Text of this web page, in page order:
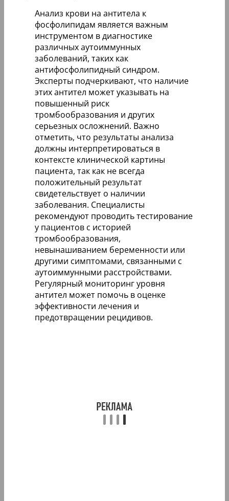
Анализ крови на антитела к
фосфолипидам является важным
инструментом в диагностике
различных аутоиммунных
заболеваний, таких как
антифосфолипидный синдром.
Эксперты подчеркивают, что наличие
этих антител может указывать на
повышенный риск
тромбообразования и других
серьезных осложнений. Важно
отметить, что результаты анализа
должны интерпретироваться в
контексте клинической картины
пациента, так как не всегда
положительный результат
свидетельствует о наличии
заболевания. Специалисты
рекомендуют проводить тестирование
у пациентов с историей
тромбообразования,
невынашиванием беременности или
другими симптомами, связанными с
аутоиммунными расстройствами.
Регулярный мониторинг уровня
антител может помочь в оценке
эффективности лечения и
предотвращении рецидивов.